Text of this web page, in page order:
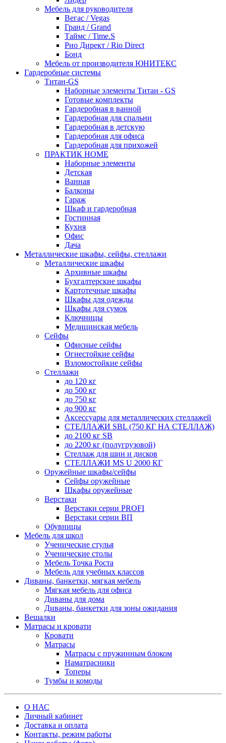
Мебель для руководителя
Вегас / Vegas
Гранд / Grand
Таймс / Time.S
Рио Директ / Rio Direct
Бонд
Мебель от производителя ЮНИТЕКС
Гардеробные системы
Титан-GS
Наборные элементы Титан - GS
Готовые комплекты
Гардеробная в ванной
Гардеробная для спальни
Гардеробная в детскую
Гардеробная для офиса
Гардеробная для прихожей
ПРАКТИК HOME
Наборные элементы
Детская
Ванная
Балконы
Гараж
Шкаф и гардеробная
Гостинная
Кухня
Офис
Дача
Металлические шкафы, сейфы, стеллажи
Металлические шкафы
Архивные шкафы
Бухгалтерские шкафы
Картотечные шкафы
Шкафы для одежды
Шкафы для сумок
Ключницы
Медицинская мебель
Сейфы
Офисные сейфы
Огнестойкие сейфы
Взломостойкие сейфы
Стеллажи
до 120 кг
до 500 кг
до 750 кг
до 900 кг
Аксессуары для металлических стеллажей
СТЕЛЛАЖИ SBL (750 КГ НА СТЕЛЛАЖ)
до 2100 кг SB
до 2200 кг (полугрузовой)
Стеллаж для шин и дисков
СТЕЛЛАЖИ MS U 2000 КГ
Оружейные шкафы/сейфы
Сейфы оружейные
Шкафы оружейные
Верстаки
Верстаки серии PROFI
Верстаки серии ВП
Обувницы
Мебель для школ
Ученические стулья
Ученические столы
Мебель Точка Роста
Мебель для учебных классов
Диваны, банкетки, мягкая мебель
Мягкая мебель для офиса
Диваны для дома
Диваны, банкетки для зоны ожидания
Вешалки
Матрасы и кровати
Кровати
Матрасы
Матрасы с пружинным блоком
Наматрасники
Топеры
Тумбы и комоды
О НАС
Личный кабинет
Доставка и оплата
Контакты, режим работы